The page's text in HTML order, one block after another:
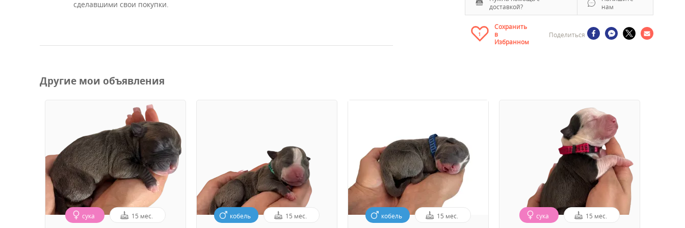
доставкой?
нам
1
Сохранить
в
Избранном
Поделиться
сделавшими свои покупки.
Другие мои объявления
сука 15 мес. кобель 15 мес. кобель 15 мес. сука 15 мес.